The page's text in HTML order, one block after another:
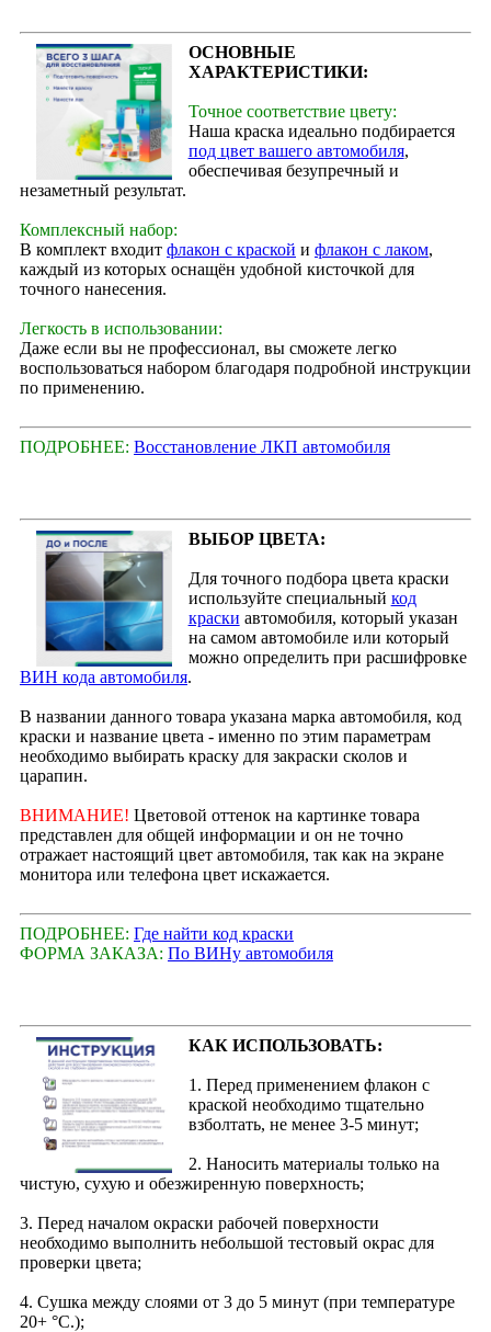
ОСНОВНЫЕ
ХАРАКТЕРИСТИКИ:
Точное соответствие цвету:
Наша краска идеально подбирается
под цвет вашего автомобиля,
обеспечивая безупречный и
незаметный результат.
Комплексный набор:
В комплект входит флакон с краской и флакон с лаком,
каждый из которых оснащён удобной кисточкой для
точного нанесения.
Легкость в использовании:
Даже если вы не профессионал, вы сможете легко
воспользоваться набором благодаря подробной инструкции
по применению.
ПОДРОБНЕЕ: Восстановление ЛКП автомобиля
ВЫБОР ЦВЕТА:
Для точного подбора цвета краски
используйте специальный код
краски автомобиля, который указан
на самом автомобиле или который
можно определить при расшифровке
ВИН кода автомобиля.
В названии данного товара указана марка автомобиля, код
краски и название цвета - именно по этим параметрам
необходимо выбирать краску для закраски сколов и
царапин.
ВНИМАНИЕ! Цветовой оттенок на картинке товара
представлен для общей информации и он не точно
отражает настоящий цвет автомобиля, так как на экране
монитора или телефона цвет искажается.
ПОДРОБНЕЕ: Где найти код краски
ФОРМА ЗАКАЗА: По ВИНу автомобиля
КАК ИСПОЛЬЗОВАТЬ:
1. Перед применением флакон с
краской необходимо тщательно
взболтать, не менее 3-5 минут;
2. Наносить материалы только на
чистую, сухую и обезжиренную поверхность;
3. Перед началом окраски рабочей поверхности
необходимо выполнить небольшой тестовый окрас для
проверки цвета;
4. Сушка между слоями от 3 до 5 минут (при температуре
20+ °С.);